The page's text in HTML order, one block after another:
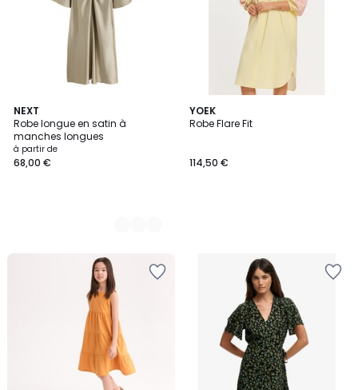
NEXT
Robe longue en satin à
manches longues
à partir de
68,00 €
4
Couleurs
YOEK
Robe Flare Fit
114,50 €